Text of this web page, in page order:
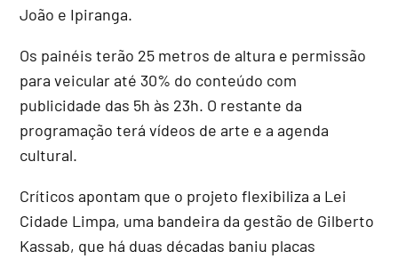
João e Ipiranga.
Os painéis terão 25 metros de altura e permissão
para veicular até 30% do conteúdo com
publicidade das 5h às 23h. O restante da
programação terá vídeos de arte e a agenda
cultural.
Críticos apontam que o projeto flexibiliza a Lei
Cidade Limpa, uma bandeira da gestão de Gilberto
Kassab, que há duas décadas baniu placas